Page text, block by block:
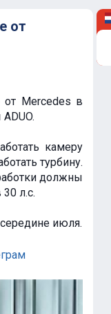
от
от Mercedes в
камеру
турбину.
должны
л.с.
июля.